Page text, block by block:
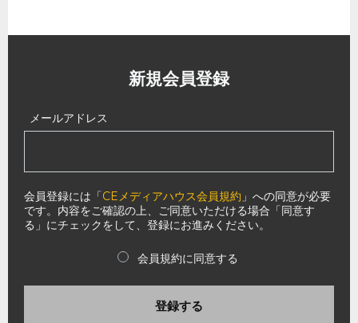
新規会員登録
メールアドレス
会員登録には「CEメディアハウス会員規約 」への同意が必要
です。内容をご確認の上、ご同意いただける場合「同意す
る」にチェックをして、登録にお進みください。
会員規約に同意する
登録する